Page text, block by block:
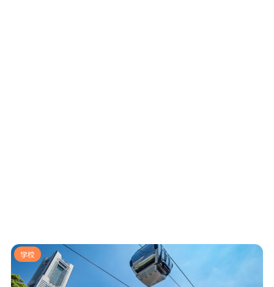
神奈川県の自治医科大学倍率を読む7つのポイント｜数
字だけでなく合格の見え方も整理！
学校